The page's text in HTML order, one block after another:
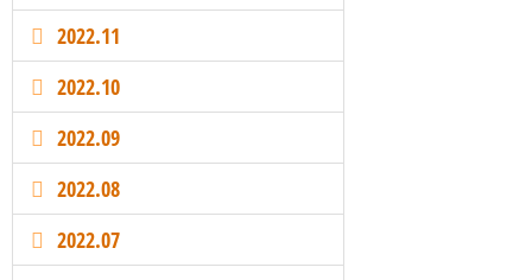
2022.11
2022.10
2022.09
2022.08
2022.07